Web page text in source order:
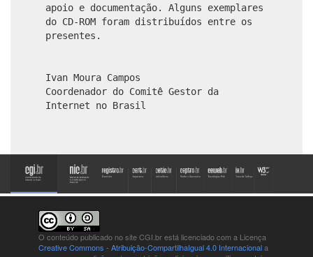
apoio e documentação. Alguns exemplares
do CD-ROM foram distribuídos entre os
presentes.
Ivan Moura Campos
Coordenador do Comitê Gestor da
Internet no Brasil
O conteúdo publicado no site CGI.br está licenciado com a Licença
Creative Commons - Atribuição-CompartilhaIgual 4.0 Internacionala